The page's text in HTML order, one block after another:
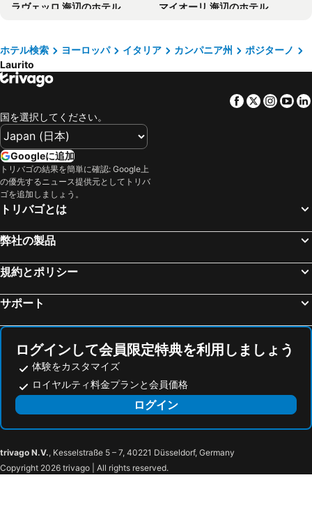
モナステロ サンタ ローザ ホテル & スパ
Hotel Pupetto
ホテル フォンタナ
Hotel Il Faro
Hotel Villa Pandora
Albergo S. Andrea
ホテル マルゲリータ
NH コレクション グランド ホテルコンヴェント ディ アマルフィ
ホテル レジネッラ ポジターノ
ホテル ブカ ディ バッコ
Hotel Villa delle Palme
メゾン サン パオロ ベッド & ブレックファースト
Hotel Villa Fraulo
シャロン ハウス
Maison Il Conservatorio
ヒルトン ソレント パレス
ラ ソルジェンテ デル ソレ
マリンカント
Hotel Eden Roc
Alcione Residence
Hotel L'Ancora
ホテル トラモント ドーロ
ホテル レ フィオリエーレ
コーヴォ デイ サラチェーニ
ホテル サヴォイア
Albergo Miramare
パラッツォ タラモ
Hotel Casa Albertina
Relais Ohana
ホテル ブリタニア
Hotel Diana
HOTEL ZI'NTONIO
ラヴェッロ 海辺のホテル
マイオーリ 海辺のホテル
ベトリ スル マーレ 海辺のホテル
アトラーニ 海辺のホテル
エルコラーノ 海辺のホテル
プローチダ島 海辺のホテル
ミノリ 海辺のホテル
ヴィコエケネセ 海辺のホテル
スカラ 海辺のホテル
コンカ デイ マリーニ 海辺のホテル
ラッコアメーノ（イスキア） 海辺のホテル
カザミッチョラ テルメ 海辺のホテル
マッサ・ルブレンセ 海辺のホテル
San Giuseppe Vesuviano 海辺のホテル
ポッツオーリ 海辺のホテル
チェターラ 海辺のホテル
トレ デル グレコ 海辺のホテル
ホテル検索 ヨーロッパ イタリア カンパニア州
ポジターノ
Laurito
Facebook
Twitter
国を選択してください。
Googleに追加
トリバゴの結果を簡単に確認: Google上
の優先するニュース提供元としてトリバ
ゴを追加しましょう。
トリバゴとは
弊社の製品
規約とポリシー
サポート
ログインして会員限定特典を利用しましょう
体験をカスタマイズ
ロイヤルティ料金プランと会員価格
ログイン
trivago N.V., Kesselstraße 5 – 7, 40221 Düsseldorf, Germany
Copyright 2026 trivago | All rights reserved.